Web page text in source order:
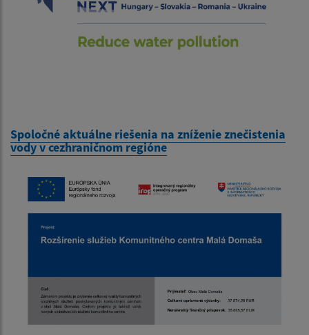
Spoločné aktuálne riešenia na zníženie znečistenia
vody v cezhraničnom regióne